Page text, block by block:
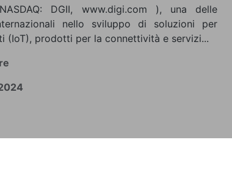
DGII, www.digi.com ), una delle
nello sviluppo di soluzioni per
(IoT), prodotti per la connettività e servizi...